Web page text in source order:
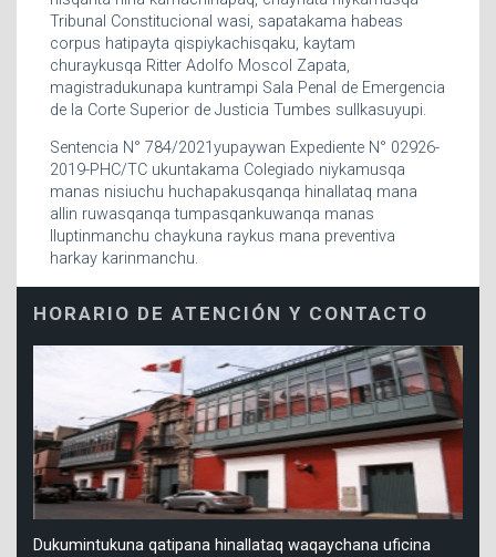
Tribunal Constitucional wasi, sapatakama habeas
corpus hatipayta qispiykachisqaku, kaytam
churaykusqa Ritter Adolfo Moscol Zapata,
magistradukunapa kuntrampi Sala Penal de Emergencia
de la Corte Superior de Justicia Tumbes sullkasuyupi.
Sentencia N° 784/2021yupaywan Expediente N° 02926-
2019-PHC/TC ukuntakama Colegiado niykamusqa
manas nisiuchu huchapakusqanqa hinallataq mana
allin ruwasqanqa tumpasqankuwanqa manas
lluptinmanchu chaykuna raykus mana preventiva
harkay karinmanchu.
HORARIO DE ATENCIÓN Y CONTACTO
Dukumintukuna qatipana hinallataq waqaychana uficina